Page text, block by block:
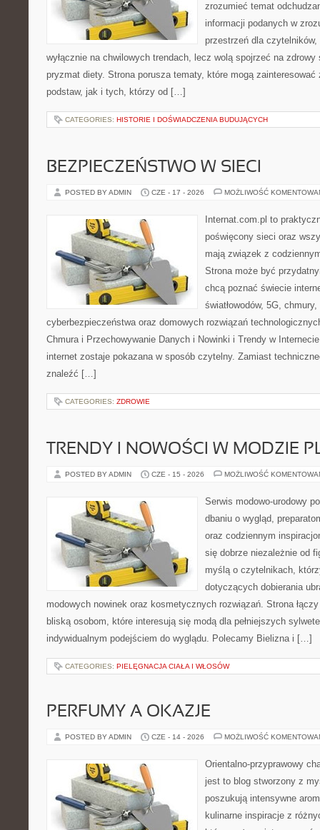
zrozumieć temat
informacji podanych w
przestrzeń dla
wyłącznie na chwilowych trendach, lecz wolą spojrzeć na
pryzmat diety. Strona porusza tematy, które mogą
podstaw, jak i tych, którzy od […]
CATEGORIES: HISTORIE I DOŚWIADCZENIA BUDUJĄCYCH
BEZPIECZEŃSTWO W SIECI
POSTED BY ADMIN CZE - 17 - 2026 MOŻLIWOŚĆ
Internat.com.pl to
poświęcony sieci oraz
mają związek z
Strona może być
chcą poznać świecie
światłowodów, 5G,
cyberbezpieczeństwa oraz domowych rozwiązań
Chmura i Przechowywanie Danych i Nowinki i Trendy w
internet zostaje pokazana w sposób czytelny. Zamiast
znaleźć […]
CATEGORIES: ZDROWIE
TRENDY I NOWOŚCI W MODZIE
POSTED BY ADMIN CZE - 15 - 2026 MOŻLIWOŚĆ
Serwis modowo-urodowy
dbaniu o wygląd,
oraz codziennym
się dobrze niezależnie od
myślą o czytelnikach,
dotyczących dobierania
modowych nowinek oraz kosmetycznych rozwiązań. Strona
bliską osobom, które interesują się modą dla pełniejszych
indywidualnym podejściem do wyglądu. Polecamy Bielizna i […]
CATEGORIES: PIELĘGNACJA CIAŁA I WŁOSÓW
PERFUMY A OKAZJE
POSTED BY ADMIN CZE - 14 - 2026 MOŻLIWOŚĆ
Orientalno-przyprawowy
jest to blog stworzony z
poszukują intensywne
kulinarne inspiracje z